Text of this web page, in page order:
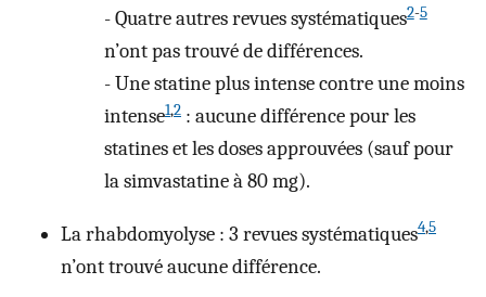
-Quatre autres revues systématiques2-5
n’ont pas trouvé de différences.
-Une statine plus intense contre une moins
intense1,2 : aucune différence pour les
statines et les doses approuvées (sauf pour
la simvastatine à 80 mg).
La rhabdomyolyse : 3 revues systématiques4,5
n’ont trouvé aucune différence.